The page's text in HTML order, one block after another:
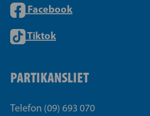
Facebook
Tiktok
PARTIKANSLIET
Telefon (09) 693 070